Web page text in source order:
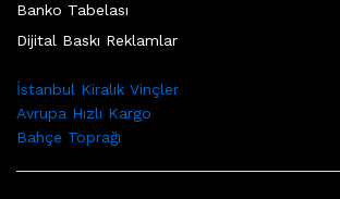
Banko Tabelası
Dijital Baskı Reklamlar
İstanbul Kiralık Vinçler
Avrupa Hızlı Kargo
Bahçe Toprağı